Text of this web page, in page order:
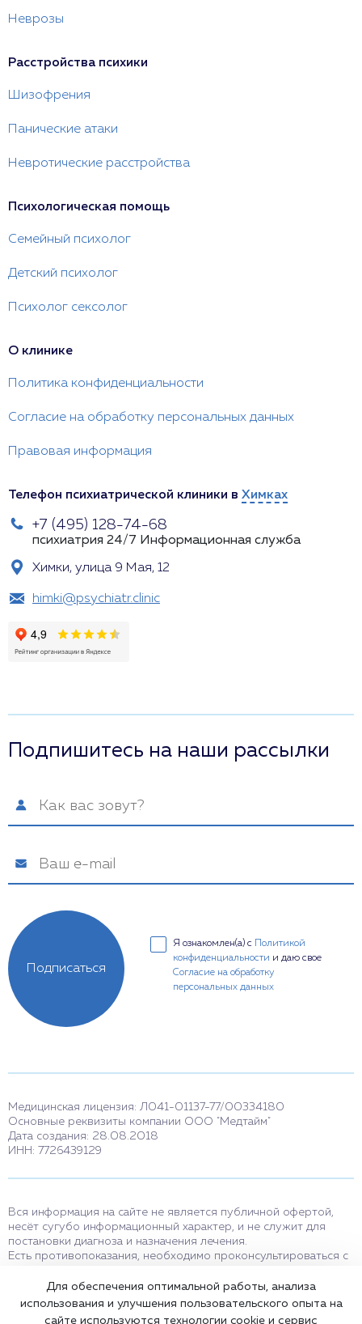
Неврозы
Расстройства психики
Шизофрения
Панические атаки
Невротические расстройства
Психологическая помощь
Семейный психолог
Детский психолог
Психолог сексолог
О клинике
Политика конфиденциальности
Согласие на обработку персональных данных
Правовая информация
Телефон психиатрической клиники в Химках
+7 (495) 128-74-68
психиатрия 24/7 Информационная служба
Химки, улица 9 Мая, 12
himki@psychiatr.clinic
Подпишитесь на наши рассылки
Я ознакомлен(а) с
Политикой
конфиденциальности и даю свое
Согласие на обработку
персональных данных
Подписаться
Медицинская лицензия: Л041-01137-77/00334180
Основные реквизиты компании ООО "Медтайм"
Дата создания: 28.08.2018
ИНН: 7726439129
Вся информация на сайте не является публичной офертой,
несёт сугубо информационный характер, и не служит для
постановки диагноза и назначения лечения.
Есть противопоказания, необходимо проконсультироваться с
мессенджерам и в соцсетях носят исключительно
информационный характер и не являются медицинскими
услугами.
Для обеспечения оптимальной работы, анализа
использования и улучшения пользовательского опыта на
сайте используются технологии cookie и сервис